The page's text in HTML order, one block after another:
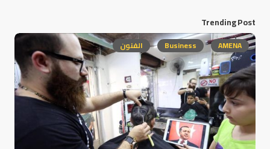
Trending Post
AMENA
Business الفنون